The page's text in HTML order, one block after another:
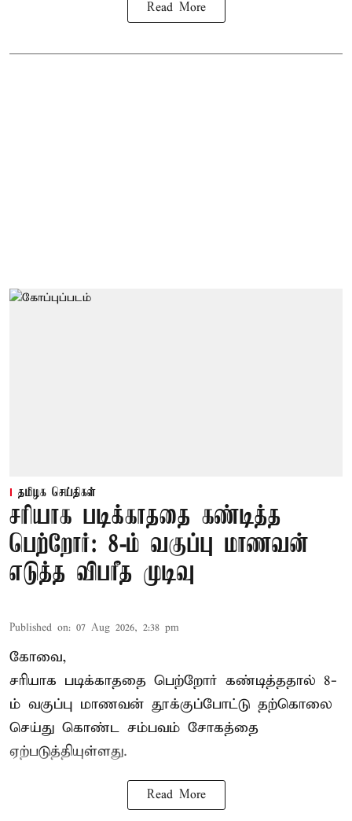
Read More
தமிழக செய்திகள்
சரியாக படிக்காததை கண்டித்த
பெற்றோர்: 8-ம் வகுப்பு மாணவன்
எடுத்த விபரீத முடிவு
Published on: 07 Aug 2026, 2:38 pm
கோவை,
சரியாக படிக்காததை பெற்றோர் கண்டித்ததால் 8-
ம் வகுப்பு மாணவன் தூக்குப்போட்டு தற்கொலை
செய்து கொண்ட சம்பவம் சோகத்தை
ஏற்படுத்தியுள்ளது.
Read More